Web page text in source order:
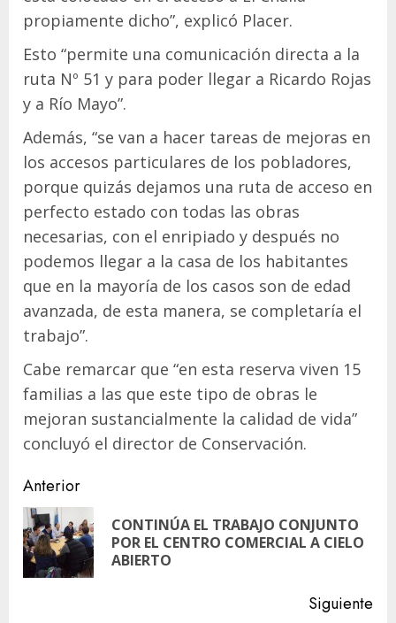
propiamente dicho”, explicó Placer.
Esto “permite una comunicación directa a la
ruta Nº 51 y para poder llegar a Ricardo Rojas
y a Río Mayo”.
Además, “se van a hacer tareas de mejoras en
los accesos particulares de los pobladores,
porque quizás dejamos una ruta de acceso en
perfecto estado con todas las obras
necesarias, con el enripiado y después no
podemos llegar a la casa de los habitantes
que en la mayoría de los casos son de edad
avanzada, de esta manera, se completaría el
trabajo”.
Cabe remarcar que “en esta reserva viven 15
familias a las que este tipo de obras le
mejoran sustancialmente la calidad de vida”
concluyó el director de Conservación.
Navegación
de
entradas
Anterior
CONTINÚA EL TRABAJO CONJUNTO
POR EL CENTRO COMERCIAL A CIELO
ABIERTO
Siguiente